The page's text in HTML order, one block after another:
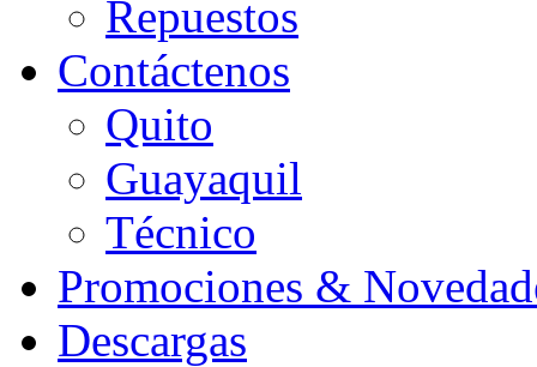
Repuestos
Contáctenos
Quito
Guayaquil
Técnico
Promociones &
Descargas